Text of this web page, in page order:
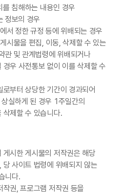
침해하는 내용인 경우
정보의 경우
서 정한 규정 등에 위배되는 경우
시물을 편집, 이동, 삭제할 수 있는
관 및 관계법령에 위배되거나
우 사전통보 없이 이를 삭제할 수
부터 상당한 기간이 경과되어
실하게 된 경우 1주일간의
삭제할 수 있습니다.
시한 게시물의 저작권은 해당
사이트 법령에 위배되지 않는
니다.
권, 프로그램 저작권 등을